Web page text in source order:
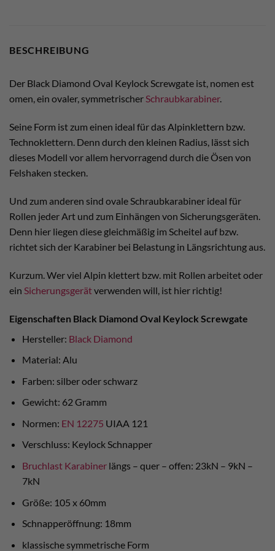
BESCHREIBUNG
Der Black Diamond Oval Keylock Screwgate ist, nomen est
omen, ein ovaler, symmetrischerSchraubkarabiner.
Seine Form ist zum einen ideal für das Alpinklettern bzw.
Technoklettern. Denn durch den kleinen Radius, lässt sich
dieses Modell vor allem hervorragend durch die Ösen von
Felshaken stecken.
Und zum anderen sind ovale Schraubkarabiner ideal für
Rollen jeder Art und zum Einhängen von Sicherungsgeräten.
Denn hier liegen diese gleichmäßig im Scheitel auf bzw.
richtet sich der Karabiner bei Belastung in Längsrichtung aus.
Kurzum. Wer viel Alpin klettert bzw. mit Rollen arbeitet oder
ein Sicherungsgerätverwenden will, ist hier richtig!
Eigenschaften Black Diamond Oval Keylock Screwgate
Hersteller: Black Diamond
Material: Alu
Farben: silber oder schwarz
Gewicht: 62 Gramm
Normen: EN 12275 UIAA 121
Verschluss: Keylock Schnapper
Bruchlast Karabinerlängs – quer – offen: 23kN – 9kN –
7kN
Größe: 105 x 60mm
Schnapperöffnung: 18mm
klassische symmetrische Form